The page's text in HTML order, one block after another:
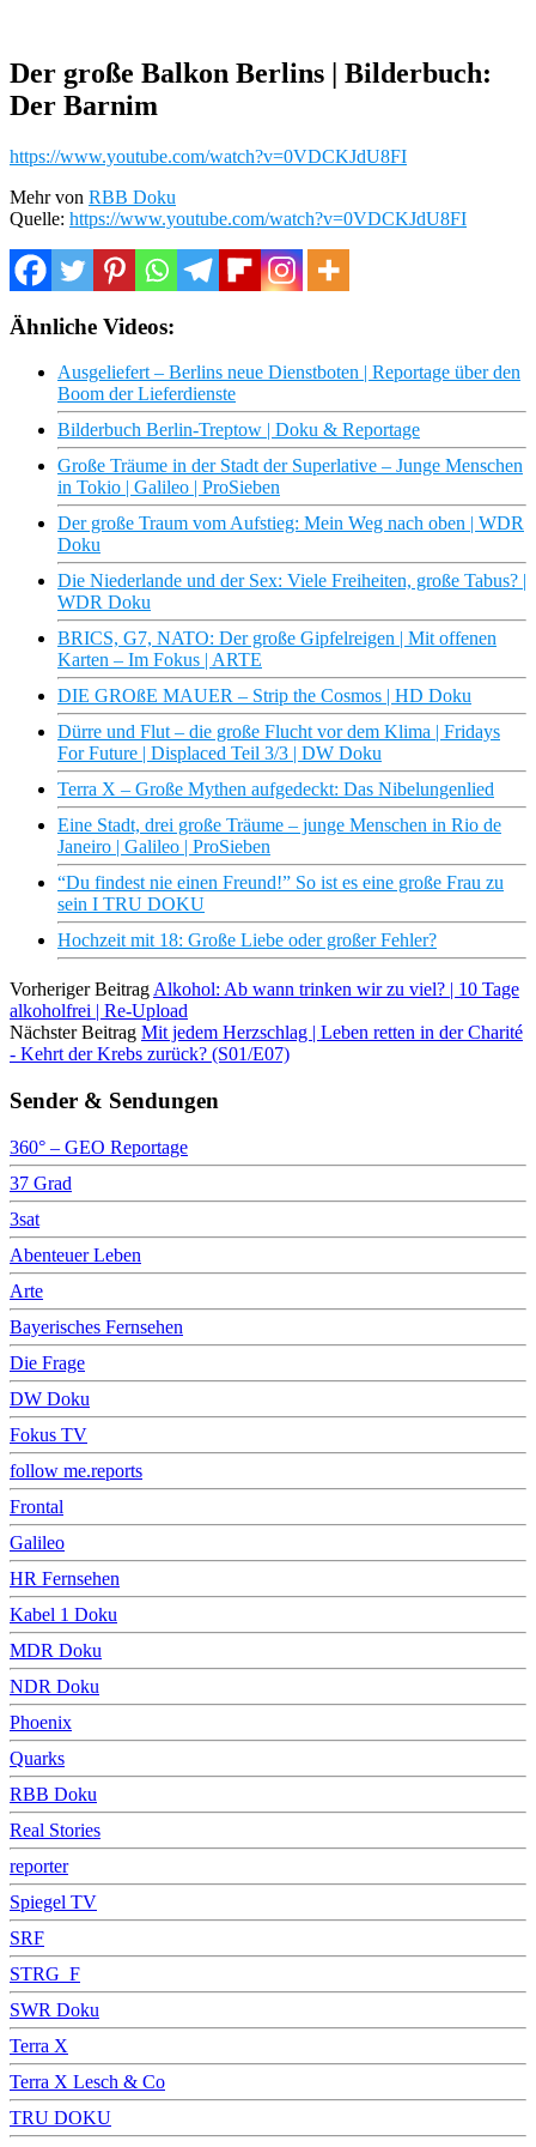
Der große Balkon Berlins | Bilderbuch:
Der Barnim
https://www.youtube.com/watch?v=0VDCKJdU8FI
Mehr von RBB Doku
Quelle: https://www.youtube.com/watch?v=0VDCKJdU8FI
Ähnliche Videos:
Ausgeliefert – Berlins neue Dienstboten | Reportage über den
Boom der Lieferdienste
Bilderbuch Berlin-Treptow | Doku & Reportage
Große Träume in der Stadt der Superlative – Junge Menschen
in Tokio | Galileo | ProSieben
Der große Traum vom Aufstieg: Mein Weg nach oben | WDR
Doku
Die Niederlande und der Sex: Viele Freiheiten, große Tabus? |
WDR Doku
BRICS, G7, NATO: Der große Gipfelreigen | Mit offenen
Karten – Im Fokus | ARTE
DIE GROßE MAUER – Strip the Cosmos | HD Doku
Dürre und Flut – die große Flucht vor dem Klima | Fridays
For Future | Displaced Teil 3/3 | DW Doku
Terra X – Große Mythen aufgedeckt: Das Nibelungenlied
Eine Stadt, drei große Träume – junge Menschen in Rio de
Janeiro | Galileo | ProSieben
“Du findest nie einen Freund!” So ist es eine große Frau zu
sein I TRU DOKU
Hochzeit mit 18: Große Liebe oder großer Fehler?
Vorheriger Beitrag Alkohol: Ab wann trinken wir zu viel? | 10 Tage
alkoholfrei | Re-Upload
Nächster Beitrag Mit jedem Herzschlag | Leben retten in der Charité
- Kehrt der Krebs zurück? (S01/E07)
Sender & Sendungen
360° – GEO Reportage
37 Grad
3sat
Abenteuer Leben
Arte
Bayerisches Fernsehen
Die Frage
DW Doku
Fokus TV
follow me.reports
Frontal
Galileo
HR Fernsehen
Kabel 1 Doku
MDR Doku
NDR Doku
Phoenix
Quarks
RBB Doku
Real Stories
reporter
Spiegel TV
SRF
STRG_F
SWR Doku
Terra X
Terra X Lesch & Co
TRU DOKU